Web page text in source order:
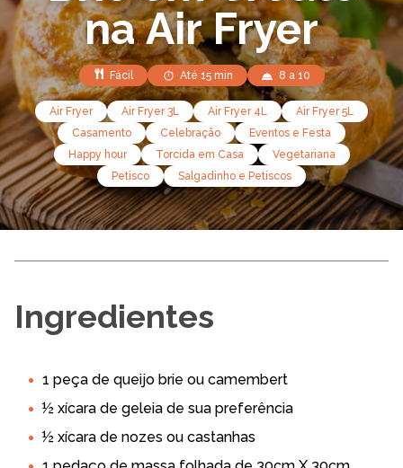
na Air Fryer
Fácil Até 15 min 8 a 10
Air Fryer Air Fryer 3L Air Fryer 4L
Air Fryer 5L
Casamento
Celebração
Eventos e Festa
Happy hour
Torcida em Casa
Vegetariana
Petisco
Salgadinho e Petiscos
Ingredientes
1 peça de queijo brie ou camembert
½ xícara de geleia de sua preferência
½ xícara de nozes ou castanhas